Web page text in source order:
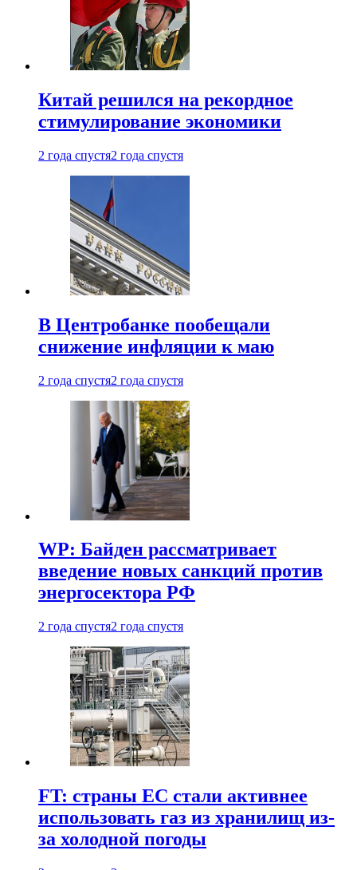
Китай решился на рекордное
стимулирование экономики
2 года спустя2 года спустя
В Центробанке пообещали
снижение инфляции к маю
2 года спустя2 года спустя
WP: Байден рассматривает
введение новых санкций против
энергосектора РФ
2 года спустя2 года спустя
FT: страны ЕС стали активнее
использовать газ из хранилищ из-
за холодной погоды